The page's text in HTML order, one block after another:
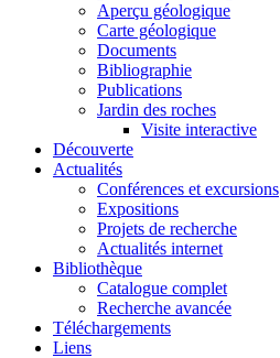
Aperçu géologique
Carte géologique
Documents
Bibliographie
Publications
Jardin des roches
Visite interactive
Découverte
Actualités
Conférences et excursions
Expositions
Projets de recherche
Actualités internet
Bibliothèque
Catalogue complet
Recherche avancée
Téléchargements
Liens